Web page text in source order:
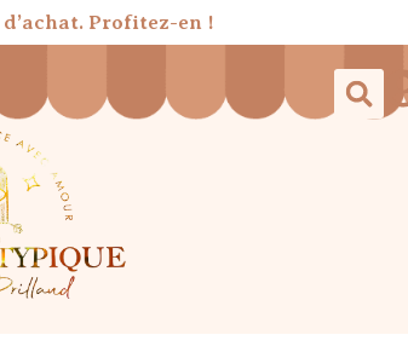
Profitez-en !